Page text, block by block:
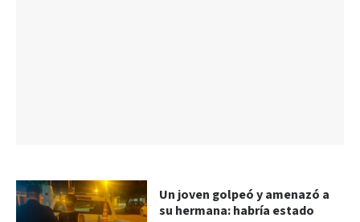
Un joven golpeó y amenazó a
su hermana: habría estado